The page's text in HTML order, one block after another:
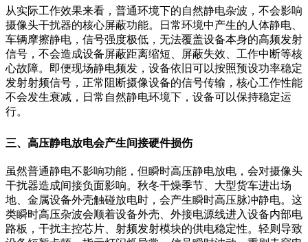
从实际工作效果来看，普通环境下的自然静电杂波，不会影响
摄像头干扰器的核心屏蔽功能。日常环境中产生的人体静电、
车辆摩擦静电，信号强度极低，无法覆盖设备本身的高频发射
信号，不会造成设备屏蔽距离缩短、屏蔽失效、工作中断等核
心故障。即便现场静电频发，设备依旧可以按照预设功率稳定
发射射频信号，正常阻断摄像设备的信号传输，核心工作性能
不会发生衰减，日常自然静电环境下，设备可以保持稳定运
行。
三、高压静电放电会产生间接硬件损伤
虽然普通静电不影响功能，但瞬时高压静电放电，会对摄像头
干扰器造成间接负面影响。秋冬干燥季节、大型货车进出场
地、金属设备外壳触碰放电时，会产生瞬时高压脉冲静电。这
类瞬时高压杂波会顺着设备外壳、外接电源线进入设备内部电
路板，干扰主控芯片、射频发射模块的供电稳定性。轻则导致